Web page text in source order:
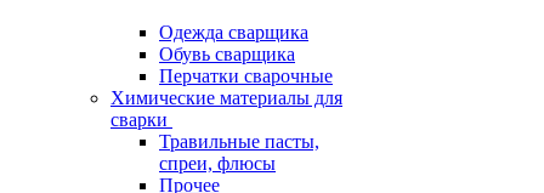
Одежда сварщика
Обувь сварщика
Перчатки сварочные
Химические материалы для
сварки
Травильные пасты,
спреи, флюсы
Прочее